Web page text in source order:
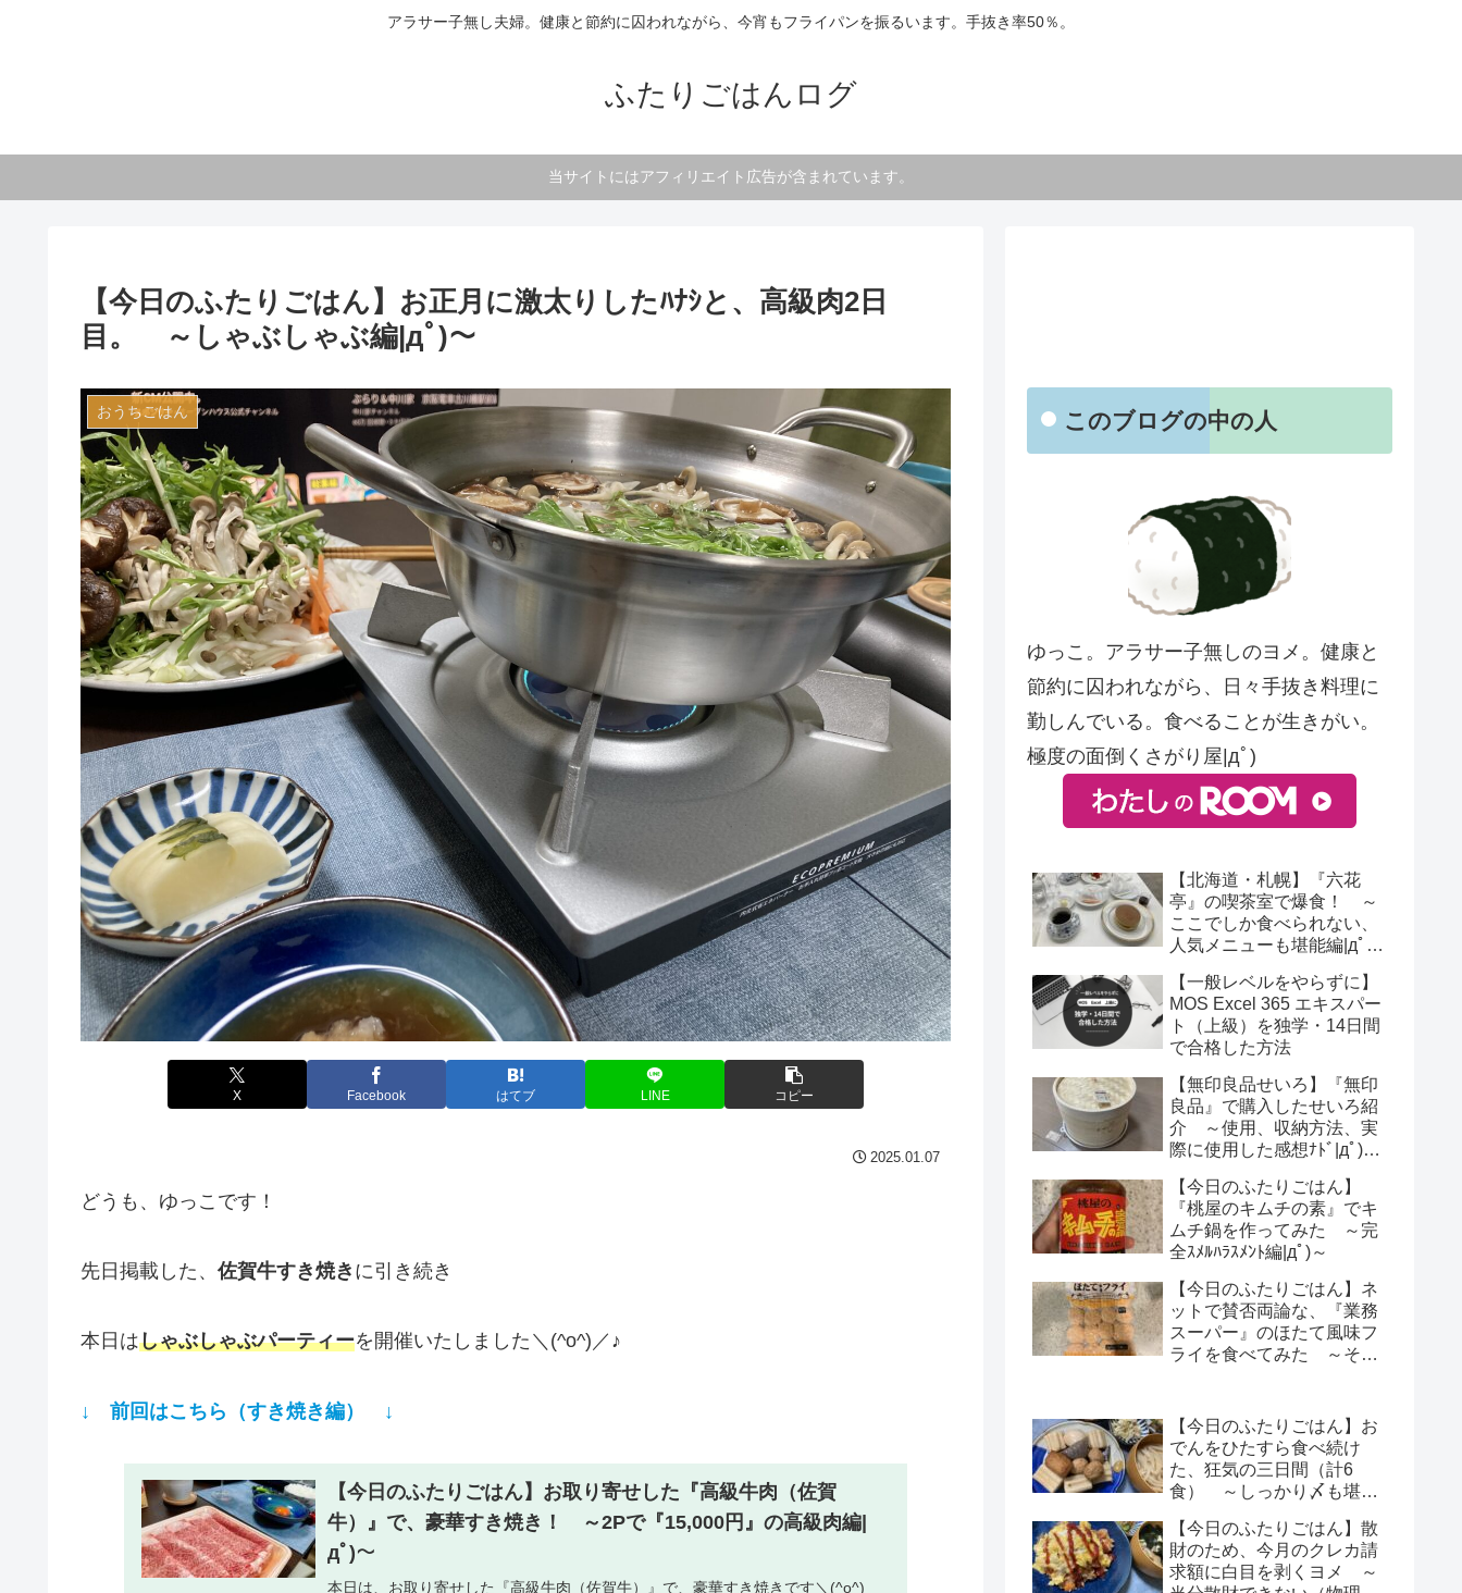
アラサー子無し夫婦。健康と節約に囚われながら、今宵もフライパンを振るいます。手抜き率50％。
ふたりごはんログ
当サイトにはアフィリエイト広告が含まれています。
【今日のふたりごはん】お正月に激太りしたﾊﾅｼと、高級肉2日
目。 ～しゃぶしゃぶ編|дﾟ)～
おうちごはん
X Facebook はてブ LINE コピー
2025.01.07
どうも、ゆっこです！
先日掲載した、 佐賀牛すき焼き に引き続き
本日はしゃぶしゃぶパーティーを開催いたしました＼(^o^)／♪
↓ 前回はこちら（すき焼き編） ↓
【今日のふたりごはん】お取り寄せした『高級牛肉（佐賀
牛）』で、豪華すき焼き！ ～2Pで『15,000円』の高級肉編|
дﾟ)～
本日は、お取り寄せした『高級牛肉（佐賀牛）』で、豪華すき焼きです＼(^o^)
このブログの中の人
ゆっこ。アラサー子無しのヨメ。健康と
節約に囚われながら、日々手抜き料理に
勤しんでいる。食べることが生きがい。
極度の面倒くさがり屋|дﾟ)
【北海道・札幌】『六花
亭』の喫茶室で爆食！ ～
ここでしか食べられない、
人気メニューも堪能編|дﾟ)
【一般レベルをやらずに】
MOS Excel 365 エキスパー
ト（上級）を独学・14日間
で合格した方法
【無印良品せいろ】『無印
良品』で購入したせいろ紹
介 ～使用、収納方法、実
際に使用した感想ﾅﾄﾞ|дﾟ)～
【今日のふたりごはん】
『桃屋のキムチの素』でキ
ムチ鍋を作ってみた ～完
全ｽﾒﾙﾊﾗｽﾒﾝﾄ編|дﾟ)～
【今日のふたりごはん】ネ
ットで賛否両論な、『業務
スーパー』のほたて風味フ
ライを食べてみた ～その
【今日のふたりごはん】お
でんをひたすら食べ続け
た、狂気の三日間（計6
食） ～しっかり〆も堪能
【今日のふたりごはん】散
財のため、今月のクレカ請
求額に白目を剥くヨメ ～